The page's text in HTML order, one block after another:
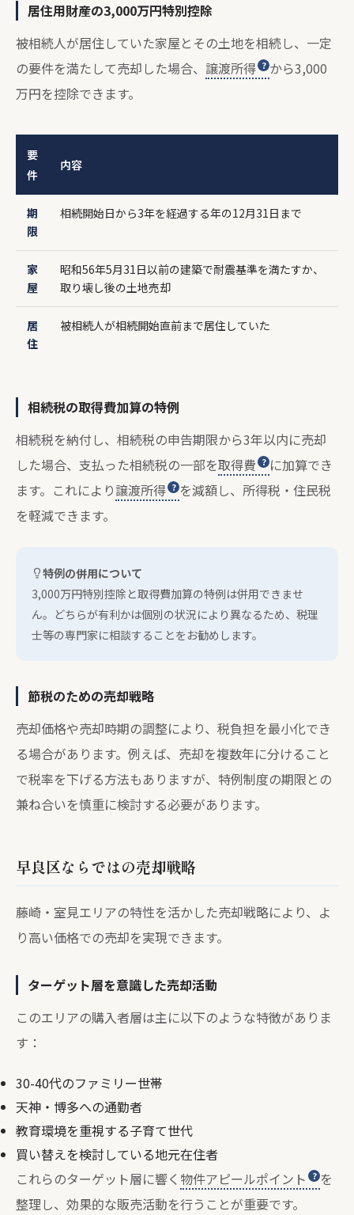
居住用財産の3,000万円特別控除
被相続人が居住していた家屋とその土地を相続し、一定
の要件を満たして売却した場合、 譲渡所得
から3,000
万円を控除できます。
要
件
内容
期
限
相続開始日から3年を経過する年の12月31日まで
家
屋
昭和56年5月31日以前の建築で耐震基準を満たすか、
取り壊し後の土地売却
居
住
被相続人が相続開始直前まで居住していた
相続税の取得費加算の特例
相続税を納付し、相続税の申告期限から3年以内に売却
した場合、支払った相続税の一部を取得費
に加算でき
ます。これにより譲渡所得
を減額し、所得税・住民税
を軽減できます。
特例の併用について
3,000万円特別控除と取得費加算の特例は併用できませ
ん。どちらが有利かは個別の状況により異なるため、税理
士等の専門家に相談することをお勧めします。
節税のための売却戦略
売却価格や売却時期の調整により、税負担を最小化でき
る場合があります。例えば、売却を複数年に分けること
で税率を下げる方法もありますが、特例制度の期限との
兼ね合いを慎重に検討する必要があります。
早良区ならではの売却戦略
藤崎・室見エリアの特性を活かした売却戦略により、よ
り高い価格での売却を実現できます。
ターゲット層を意識した売却活動
このエリアの購入者層は主に以下のような特徴がありま
す：
30-40代のファミリー世帯
天神・博多への通勤者
教育環境を重視する子育て世代
買い替えを検討している地元在住者
これらのターゲット層に響く 物件アピールポイント
を
整理し、効果的な販売活動を行うことが重要です。